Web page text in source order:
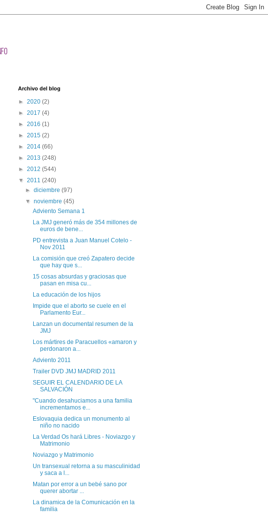
Archivo del blog
► 2020 (2)
► 2017 (4)
► 2016 (1)
► 2015 (2)
► 2014 (66)
► 2013 (248)
► 2012 (544)
▼ 2011 (240)
►diciembre(97)
▼noviembre(45)
Adviento Semana 1
La JMJ generó más de 354 millones de
euros de bene...
PD entrevista a Juan Manuel Cotelo -
Nov 2011
La comisión que creó Zapatero decide
que hay que s...
15 cosas absurdas y graciosas que
pasan en misa cu...
La educación de los hijos
Impide que el aborto se cuele en el
Parlamento Eur...
Lanzan un documental resumen de la
JMJ
Los mártires de Paracuellos «amaron y
perdonaron a...
Adviento 2011
Trailer DVD JMJ MADRID 2011
SEGUIR EL CALENDARIO DE LA
SALVACIÓN
"Cuando desahuciamos a una familia
incrementamos e...
Eslovaquia dedica un monumento al
niño no nacido
La Verdad Os hará Libres - Noviazgo y
Matrimonio
Noviazgo y Matrimonio
Un transexual retorna a su masculinidad
y saca a l...
Matan por error a un bebé sano por
querer abortar ...
La dinamica de la Comunicación en la
familia